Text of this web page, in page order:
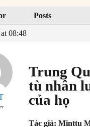
Posts
08:48
Trung
tù nhân
của họ
Tác giả: Minttu